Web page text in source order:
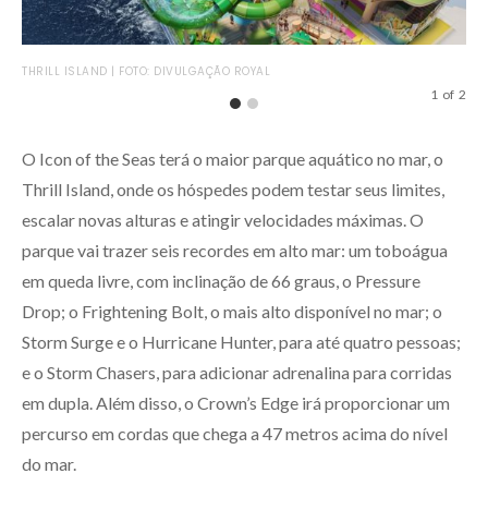
THRILL ISLAND | FOTO: DIVULGAÇÃO ROYAL
1 of 2
O Icon of the Seas terá o maior parque aquático no mar, o
Thrill Island, onde os hóspedes podem testar seus limites,
escalar novas alturas e atingir velocidades máximas. O
parque vai trazer seis recordes em alto mar: um toboágua
em queda livre, com inclinação de 66 graus, o Pressure
Drop; o Frightening Bolt, o mais alto disponível no mar; o
Storm Surge e o Hurricane Hunter, para até quatro pessoas;
e o Storm Chasers, para adicionar adrenalina para corridas
em dupla. Além disso, o Crown’s Edge irá proporcionar um
percurso em cordas que chega a 47 metros acima do nível
do mar.